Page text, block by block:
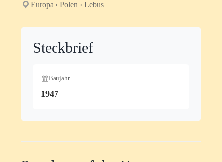
Europa › Polen › Lebus
Steckbrief
Baujahr
1947